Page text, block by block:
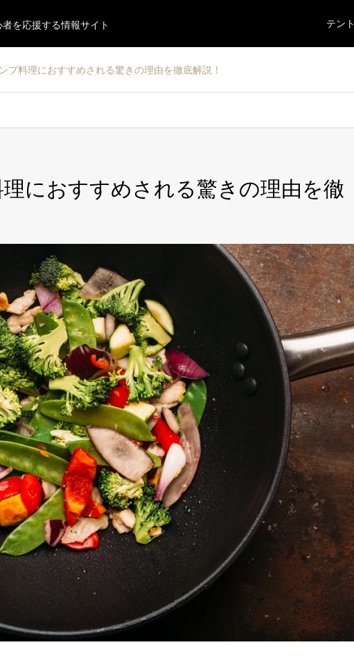
を応援する情報サイト テント
プ料理におすすめされる驚きの理由を徹底解説！
におすすめされる驚きの理由を徹